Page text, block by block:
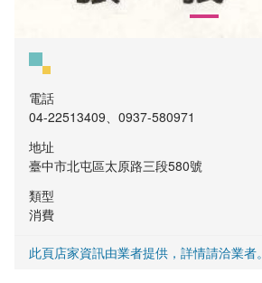
電話
04-22513409、0937-580971
地址
臺中市北屯區太原路三段580號
類型
消費
此頁店家資訊由業者提供，詳情請洽業者。